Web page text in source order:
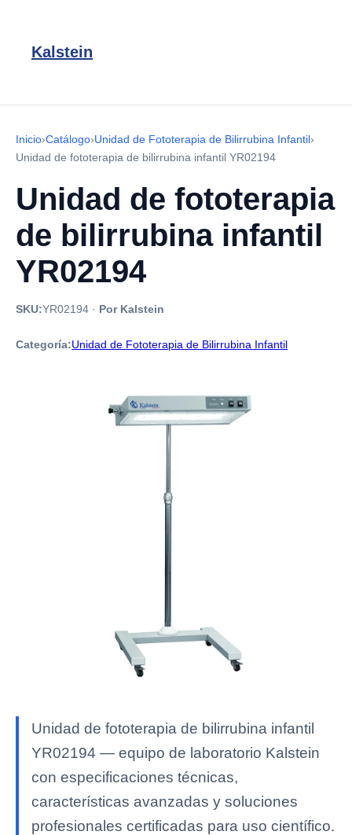
Kalstein
Inicio›Catálogo›Unidad de Fototerapia de Bilirrubina Infantil›
Unidad de fototerapia de bilirrubina infantil YR02194
Unidad de fototerapia
de bilirrubina infantil
YR02194
SKU:YR02194 · Por Kalstein
Categoría:Unidad de Fototerapia de Bilirrubina Infantil
Unidad de fototerapia de bilirrubina infantil
YR02194 — equipo de laboratorio Kalstein
con especificaciones técnicas,
características avanzadas y soluciones
profesionales certificadas para uso científico.